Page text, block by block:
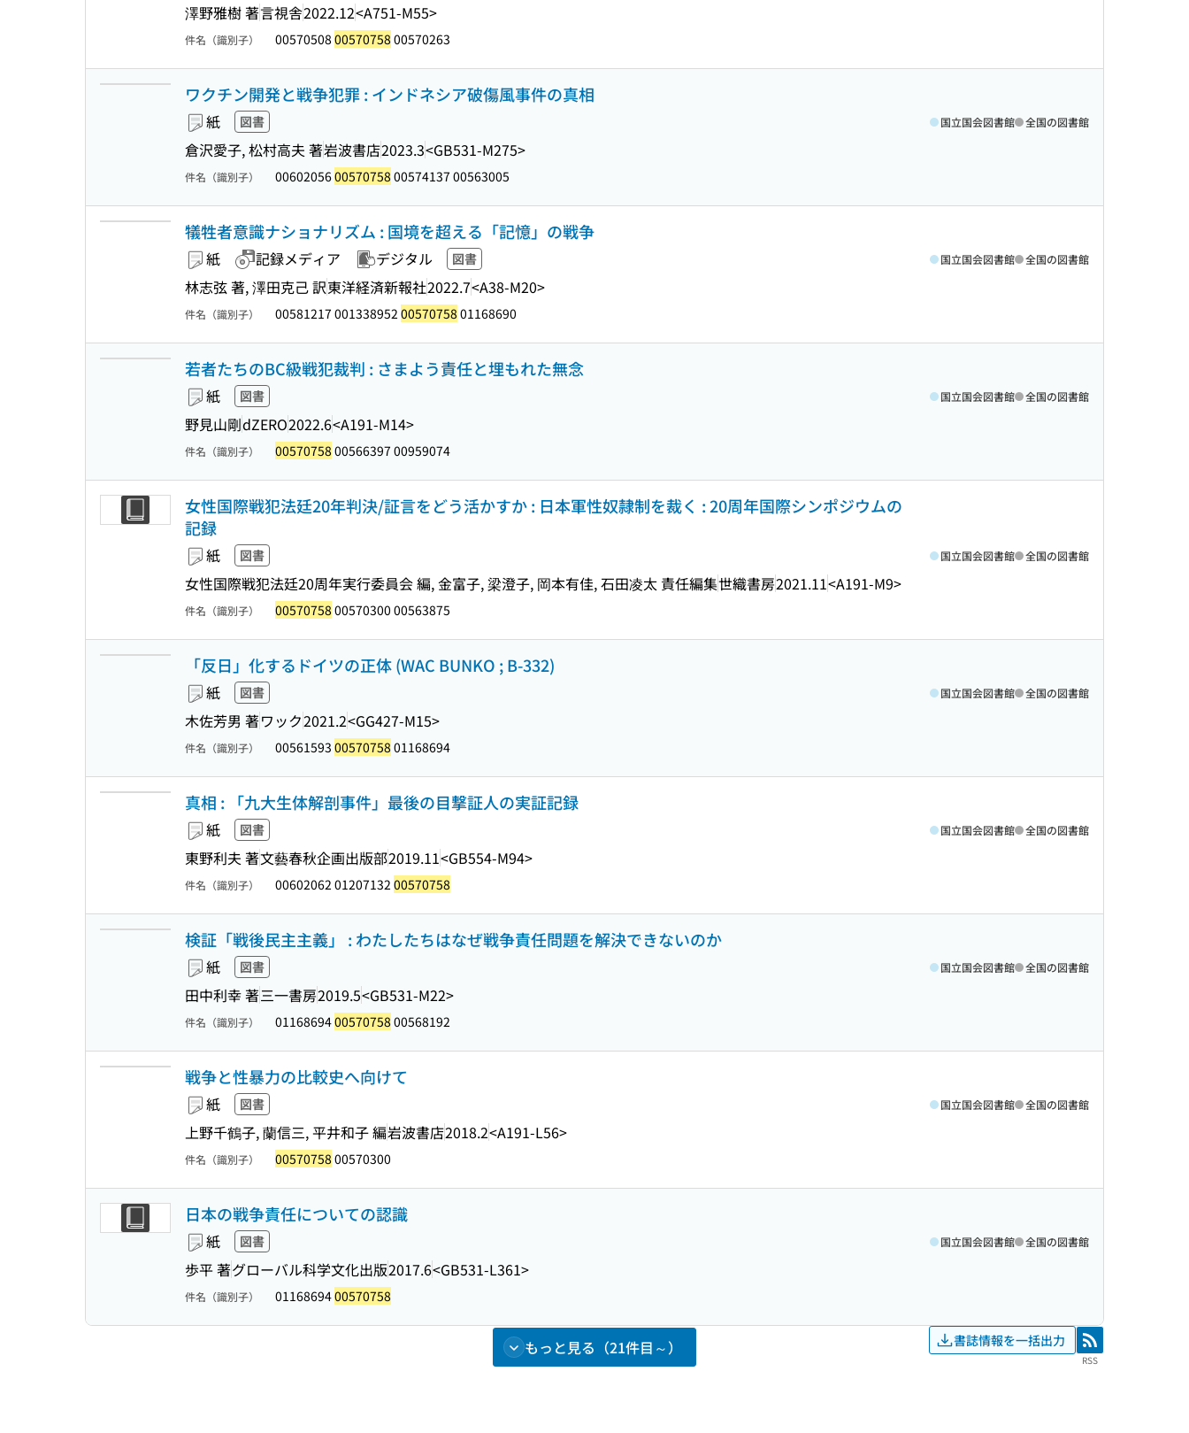
澤野雅樹 著言視舎2022.12<A751-M55>
件名（識別子） 00570508 00570758 00570263
ワクチン開発と戦争犯罪 : インドネシア破傷風事件の真相
紙 図書
倉沢愛子, 松村高夫 著岩波書店2023.3<GB531-M275>
国立国会図書館 全国の図書館
件名（識別子） 0060205600570758 00574137 00563005
犠牲者意識ナショナリズム : 国境を超える「記憶」の戦争
紙 記録メディア デジタル 図書
林志弦 著, 澤田克己 訳東洋経済新報社2022.7<A38-M20>
国立国会図書館 全国の図書館
件名（識別子） 00581217 001338952 00570758 01168690
若者たちのBC級戦犯裁判 : さまよう責任と埋もれた無念
紙 図書
野見山剛dZERO2022.6<A191-M14>
国立国会図書館 全国の図書館
件名（識別子） 00570758 00566397 00959074
女性国際戦犯法廷20年判決/証言をどう活かすか : 日本軍性奴隷制を裁く : 20周年国際シンポジウムの
記録
紙 図書
女性国際戦犯法廷20周年実行委員会 編, 金富子, 梁澄子, 岡本有佳, 石田凌太 責任編集世織書房2021.11<A191-M9>
国立国会図書館 全国の図書館
件名（識別子） 00570758 00570300 00563875
「反日」化するドイツの正体 (WAC BUNKO ; B-332)
紙 図書
木佐芳男 著ワック2021.2<GG427-M15>
国立国会図書館 全国の図書館
件名（識別子） 00561593 00570758 01168694
真相 : 「九大生体解剖事件」最後の目撃証人の実証記録
紙 図書
東野利夫 著文藝春秋企画出版部2019.11<GB554-M94>
国立国会図書館 全国の図書館
件名（識別子） 00602062 01207132 00570758
検証「戦後民主主義」 : わたしたちはなぜ戦争責任問題を解決できないのか
紙 図書
田中利幸 著三一書房2019.5<GB531-M22>
国立国会図書館 全国の図書館
件名（識別子） 0116869400570758 00568192
戦争と性暴力の比較史へ向けて
紙 図書
上野千鶴子, 蘭信三, 平井和子 編岩波書店2018.2<A191-L56>
国立国会図書館 全国の図書館
件名（識別子） 00570758 00570300
日本の戦争責任についての認識
紙 図書
歩平 著グローバル科学文化出版2017.6<GB531-L361>
国立国会図書館 全国の図書館
件名（識別子） 0116869400570758
もっと見る（21件目～） 書誌情報を一括出力 RSS
RSS